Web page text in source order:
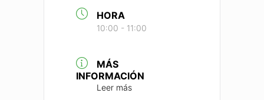
HORA
10:00 - 11:00
MÁS
INFORMACIÓN
Leer más